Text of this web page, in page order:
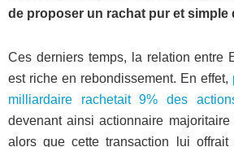
de proposer un rachat pur et simple
Ces derniers temps, la relation entre
est riche en rebondissement. En effet,
milliardaire rachetait 9% des
devenant ainsi actionnaire majoritaire
alors que cette transaction lui offrait